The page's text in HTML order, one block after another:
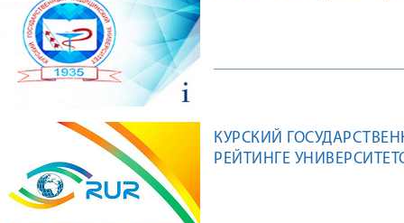
КУРСКИЙ
РЕЙТИНГЕ